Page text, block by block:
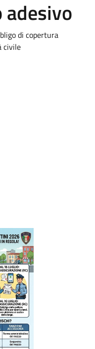
di copertura
civile